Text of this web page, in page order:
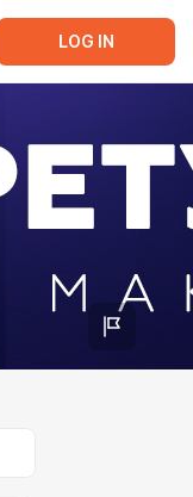
LOG IN